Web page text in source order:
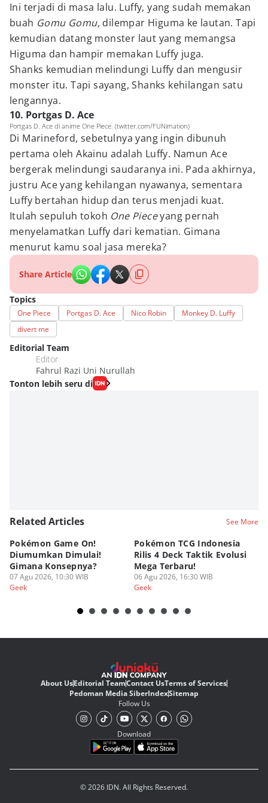
Ini terjadi di masa lalu. Luffy, yang sudah memakan
buah Gomu Gomu, dilempar Higuma ke lautan. Tapi
kemudian datang monster laut yang memangsa
Higuma dan hampir memakan Luffy juga.
Shanks kemudian melindungi Luffy dan mengusir
monster itu. Tapi sayang, Shanks kehilangan satu
lengannya.
10. Portgas D. Ace
Portgas D. Ace di anime One Piece. (twitter.com/FUNimation)
Di Marineford, sebetulnya yang ingin dibunuh
pertama oleh Akainu adalah Luffy. Namun Ace
bergerak melindungi saudaranya ini. Pada akhirnya,
justru Ace yang kehilangan nyawanya, sementara
Luffy bertahan hidup dan terus menjadi kuat.
Itulah sepuluh tokoh One Pieceyang pernah
menyelamatkan Luffy dari kematian. Gimana
menurut kamu soal jasa mereka?
Share Article
Topics
One Piece Portgas D. Ace Nico Robin
Monkey D. Luffy
divert me
Editorial Team
Editor
Fahrul Razi Uni Nurullah
Tonton lebih seru di
Related Articles See More
Pokémon Game On!
Diumumkan Dimulai!
Gimana Konsepnya?
07 Agu 2026, 10:30 WIB
Geek
Pokémon TCG Indonesia
Rilis 4 Deck Taktik Evolusi
Mega Terbaru!
06 Agu 2026, 16:30 WIB
Geek
About UsEditorial TeamContact UsTerms of Services
Pedoman Media SiberIndexSitemap
Follow Us
Download
© 2026 IDN. All Rights Reserved.